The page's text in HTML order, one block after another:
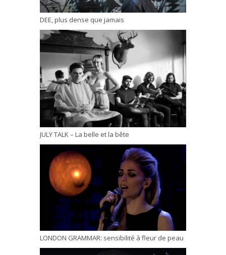
DEE, plus dense que jamais
JULY TALK – La belle et la bête
LONDON GRAMMAR: sensibilité à fleur de peau